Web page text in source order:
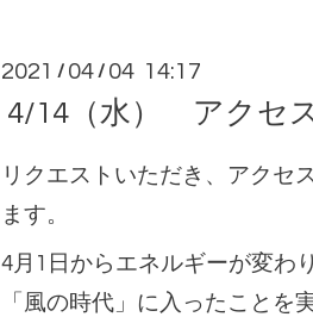
2021 / 04 / 04 14:17
4/14（水） アクセ
リクエストいただき、アクセ
ます。
4月1日からエネルギーが変わ
「風の時代」に入ったことを